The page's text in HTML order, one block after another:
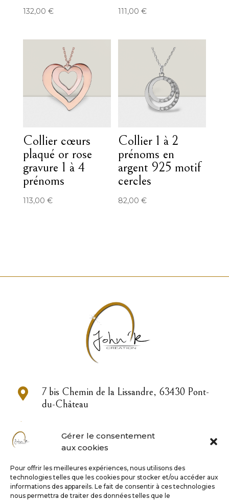
Gérer le consentement
aux cookies
Pour offrir les meilleures expériences, nous utilisons des
technologies telles que les cookies pour stocker et/ou accéder aux
informations des appareils. Le fait de consentir à ces technologies
nous permettra de traiter des données telles que le
132,00 € 111,00€
Collier cœurs
plaqué or rose
gravure 1 à 4
prénoms
113,00 €
Collier 1 à 2
prénoms en
argent 925 motif
cercles
82,00€

7 bis Chemin de la Lissandre, 63430 Pont-
du-Château

contact@john-or.fr
